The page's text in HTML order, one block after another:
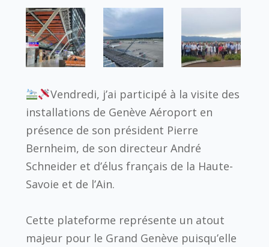
Vendredi, j’ai participé à la visite des
installations de Genève Aéroport en
présence de son président Pierre
Bernheim, de son directeur André
Schneider et d’élus français de la Haute-
Savoie et de l’Ain.
Cette plateforme représente un atout
majeur pour le Grand Genève puisqu’elle